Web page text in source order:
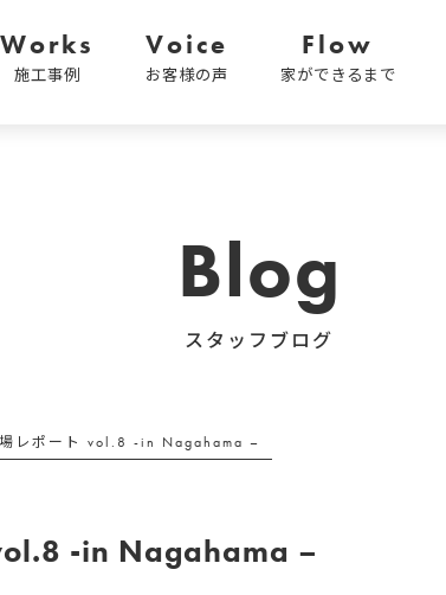
Works
施工事例
Voice
お客様の声
Flow
家ができるまで
Blog
スタッフブログ
レポート vol.8 -in Nagahama –
-in Nagahama –